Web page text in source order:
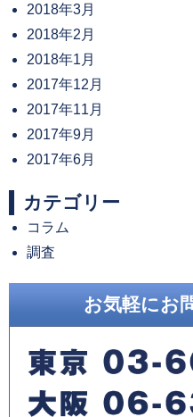
2018年3月
2018年2月
2018年1月
2017年12月
2017年11月
2017年9月
2017年6月
カテゴリー
コラム
調査
お気軽にお